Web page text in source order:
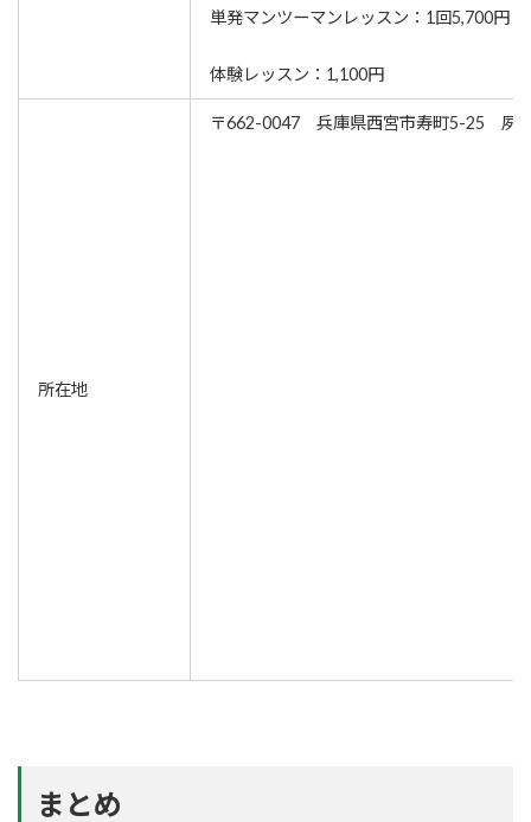
単発マンツーマンレッスン：1回5,700円
体験レッスン：1,100円
所在地
〒662-0047 兵庫県西宮市寿町5-25 夙
まとめ